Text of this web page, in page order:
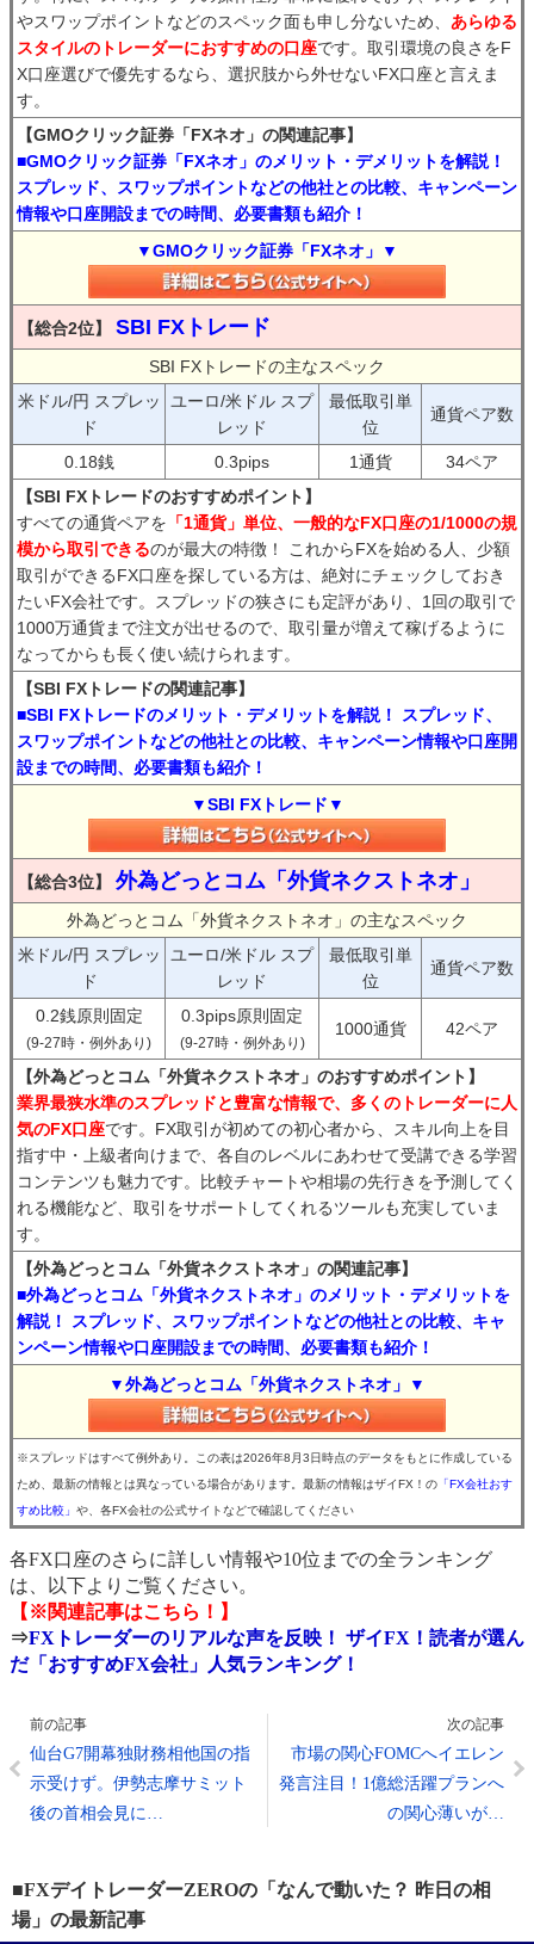
やスワップポイントなどのスペック面も申し分ないため、 あらゆる
スタイルのトレーダーにおすすめの口座です。取引環境の良さをF
X口座選びで優先するなら、選択肢から外せないFX口座と言えま
す。
【GMOクリック証券「FXネオ」の関連記事】
■GMOクリック証券「FXネオ」のメリット・デメリットを解説！
スプレッド、スワップポイントなどの他社との比較、キャンペーン
情報や口座開設までの時間、必要書類も紹介！
▼GMOクリック証券「FXネオ」▼
【総合2位】 SBI FXトレード
SBI FXトレードの主なスペック
米ドル/円 スプレッ
ド
ユーロ/米ドル スプ
レッド
最低取引単
位
通貨ペア数
0.18銭 0.3pips 1通貨
34ペア
【SBI FXトレードのおすすめポイント】
すべての通貨ペアを 「1通貨」単位、一般的なFX口座の1/1000の規
模から取引できるのが最大の特徴！ これからFXを始める人、少額
取引ができるFX口座を探している方は、絶対にチェックしておき
たいFX会社です。スプレッドの狭さにも定評があり、1回の取引で
1000万通貨まで注文が出せるので、取引量が増えて稼げるように
なってからも長く使い続けられます。
【SBI FXトレードの関連記事】
■SBI FXトレードのメリット・デメリットを解説！ スプレッド、
スワップポイントなどの他社との比較、キャンペーン情報や口座開
設までの時間、必要書類も紹介！
▼SBI FXトレード▼
【総合3位】 外為どっとコム「外貨ネクストネオ」
外為どっとコム「外貨ネクストネオ」の主なスペック
米ドル/円 スプレッ
ド
ユーロ/米ドル スプ
レッド
最低取引単
位
通貨ペア数
0.2銭原則固定
(9-27時・例外あり)
0.3pips原則固定
(9-27時・例外あり)
1000通貨 42ペア
【外為どっとコム「外貨ネクストネオ」のおすすめポイント】
業界最狭水準のスプレッドと豊富な情報で、多くのトレーダーに人
気のFX口座です。FX取引が初めての初心者から、スキル向上を目
指す中・上級者向けまで、各自のレベルにあわせて受講できる学習
コンテンツも魅力です。比較チャートや相場の先行きを予測してく
れる機能など、取引をサポートしてくれるツールも充実していま
す。
【外為どっとコム「外貨ネクストネオ」の関連記事】
■外為どっとコム「外貨ネクストネオ」のメリット・デメリットを
解説！ スプレッド、スワップポイントなどの他社との比較、キャ
ンペーン情報や口座開設までの時間、必要書類も紹介！
▼外為どっとコム「外貨ネクストネオ」▼
※スプレッドはすべて例外あり。この表は2026年8月3日時点のデータをもとに作成している
ため、最新の情報とは異なっている場合があります。最新の情報はザイFX！の 「FX会社おす
すめ比較」 や、各FX会社の公式サイトなどで確認してください
各FX口座のさらに詳しい情報や10位までの全ランキング
は、以下よりご覧ください。
【※関連記事はこちら！】
⇒FXトレーダーのリアルな声を反映！ ザイFX！読者が選ん
だ「おすすめFX会社」人気ランキング！
前の記事
仙台G7開幕独財務相他国の指
示受けず。伊勢志摩サミット
後の首相会見に…
次の記事
市場の関心FOMCへイエレン
発言注目！1億総活躍プランへ
の関心薄いが…
■FXデイトレーダーZEROの「なんで動いた？ 昨日の相
場」の最新記事